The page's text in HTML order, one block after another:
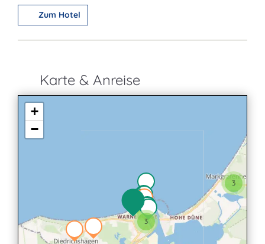
Zum Hotel
Karte & Anreise
3
2
3
+
−